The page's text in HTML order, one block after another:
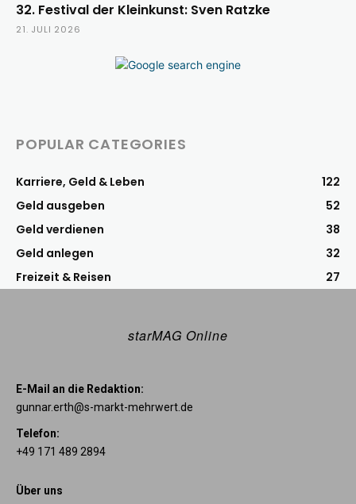
32. Festival der Kleinkunst: Sven Ratzke
21. JULI 2026
POPULAR CATEGORIES
Karriere, Geld & Leben
122
Geld ausgeben
52
Geld verdienen
38
Geld anlegen
32
Freizeit & Reisen
27
starMAG Online
E-Mail an die Redaktion:
gunnar.erth@s-markt-mehrwert.de
Telefon:
+49 171 489 2894
Über uns